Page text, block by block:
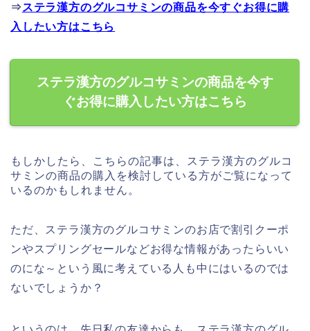
⇒ ステラ漢方のグルコサミンの商品を今すぐお得に購
入したい方はこちら
ステラ漢方のグルコサミンの商品を今す
ぐお得に購入したい方はこちら
もしかしたら、こちらの記事は、ステラ漢方のグルコ
サミンの商品の購入を検討している方がご覧になって
いるのかもしれません。
ただ、ステラ漢方のグルコサミンのお店で割引クーポ
ンやスプリングセールなどお得な情報があったらいい
のにな～という風に考えている人も中にはいるのでは
ないでしょうか？